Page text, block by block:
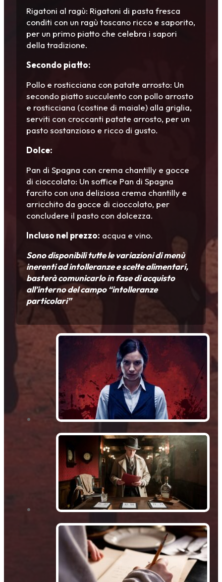
Rigatoni al ragù: Rigatoni di pasta fresca
conditi con un ragù toscano ricco e saporito,
per un primo piatto che celebra i sapori
della tradizione.
Secondo piatto:
Pollo e rosticciana con patate arrosto: Un
secondo piatto succulento con pollo arrosto
e rosticciana (costine di maiale) alla griglia,
serviti con croccanti patate arrosto, per un
pasto sostanzioso e ricco di gusto.
Dolce:
Pan di Spagna con crema chantilly e gocce
di cioccolato: Un soffice Pan di Spagna
farcito con una deliziosa crema chantilly e
arricchito da gocce di cioccolato, per
concludere il pasto con dolcezza.
Incluso nel prezzo: acqua e vino.
Sono disponibili tutte le variazioni di menù
inerenti ad intolleranze e scelte alimentari,
basterà comunicarlo in fase di acquisto
all’interno del campo “intolleranze
particolari”